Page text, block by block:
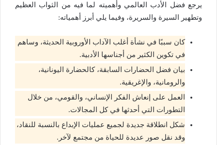
يرجع فضل الأدب العالمي وأهميته لما فيه من الثواب العظيم
وتطهير السيرة والسريرة، وفيما يلي أبرز أهمياته:
كان سببًا في نشأة أغلب الآداب الأوروبية الحديثة، وساهم
في تكوين الكثير من أجناسها الأدبية.
بيان فضل الحضارات السابقة، كالحضارة اليونانية،
والرومانية، والإغريقية.
العمل على إنعاش الفكر الإنساني، والقومي، من خلال
التطورات التي أحدثها في كل المجالات.
شكل انطلاقة جديدة لجميع عمليات الإبداع بالنسبة للنقاد،
وقد نقل صور عديدة للحياة من مجتمع لآخر.